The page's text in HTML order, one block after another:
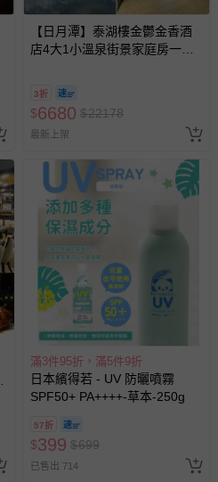
【日月潭】泰湖樓金鬱金香酒
店4大1小溫泉街景家庭房一泊
3折
$6680 $22178
最新上架
滿3件95折，滿5件9折
日本繽得若 - UV 防曬噴霧
SPF50+ PA++++-草本-250g
57折
$399 $699
已售出 714